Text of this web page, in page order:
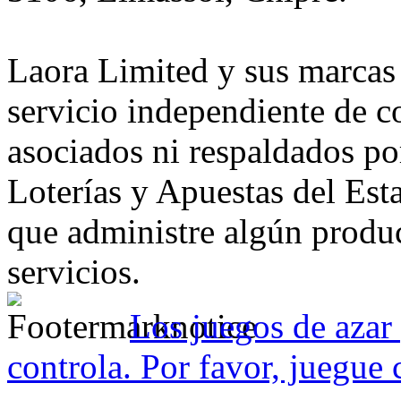
Laora Limited y sus
servicio independiente de
asociados ni respaldados
Loterías y Apuestas del
que administre algún
servicios.
Los juegos de
controla. Por favor, juegue